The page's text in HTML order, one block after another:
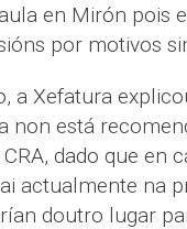
en Mirón pois
por motivos
a Xefatura
non está
dado que en
actualmente na
doutro lugar